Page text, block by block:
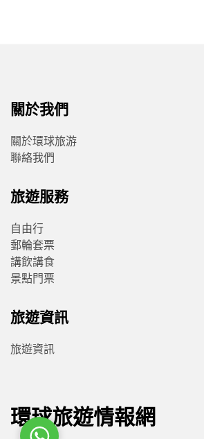
關於我們
關於環球旅游
聯絡我們
旅遊服務
自由行
郵輪套票
講飲講食
景點門票
旅遊資訊
旅遊資訊
環球旅遊情報網
WhatsApp